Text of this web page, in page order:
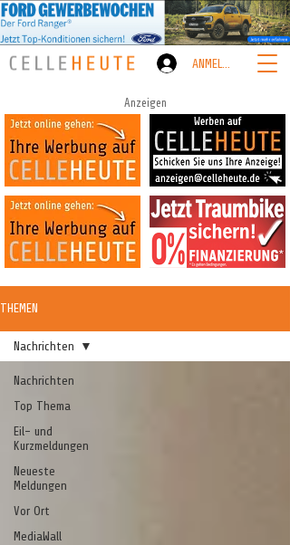
ANMELDEN
Anzeigen
THEMEN
Nachrichten
Top Thema
Eil- und
Kurzmeldungen
Neueste
Meldungen
Vor Ort
MediaWall
Nachrichten